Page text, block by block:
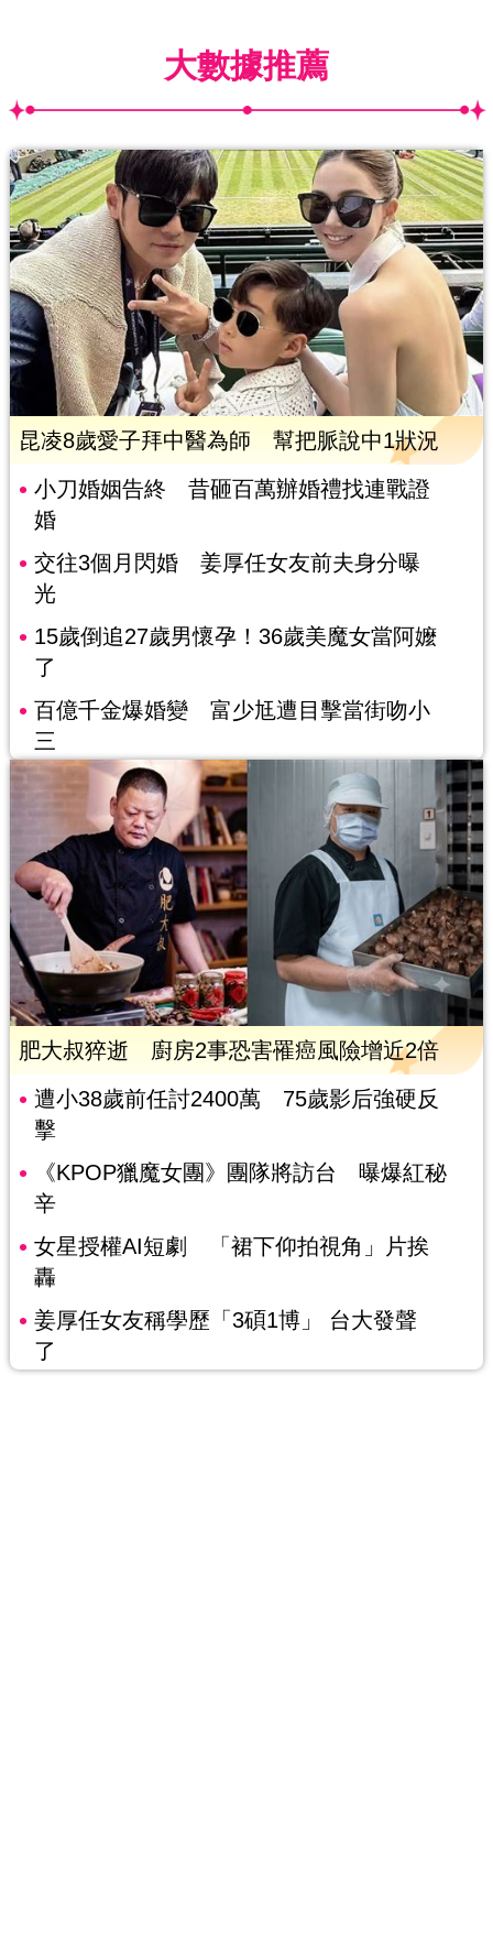
大數據推薦
昆凌8歲愛子拜中醫為師 幫把脈說中1狀況
小刀婚姻告終 昔砸百萬辦婚禮找連戰證
婚
交往3個月閃婚 姜厚任女友前夫身分曝
光
15歲倒追27歲男懷孕！36歲美魔女當阿嬤
了
百億千金爆婚變 富少尪遭目擊當街吻小
三
肥大叔猝逝 廚房2事恐害罹癌風險增近2倍
遭小38歲前任討2400萬 75歲影后強硬反
擊
《KPOP獵魔女團》團隊將訪台 曝爆紅秘
辛
女星授權AI短劇 「裙下仰拍視角」片挨
轟
姜厚任女友稱學歷「3碩1博」 台大發聲
了